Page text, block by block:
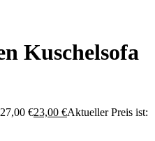
Kuschelsofa
€23,00 €Aktueller Preis ist: